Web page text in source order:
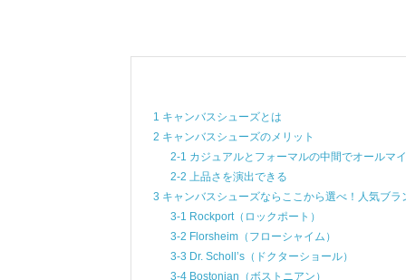
1 キャンバスシューズとは
2 キャンバスシューズのメリット
2-1 カジュアルとフォーマルの中間でオールマ
2-2 上品さを演出できる
3 キャンバスシューズならここから選べ！人気ブラ
3-1 Rockport（ロックポート）
3-2 Florsheim（フローシャイム）
3-3 Dr. Scholl’s（ドクターショール）
3-4 Bostonian（ボストニアン）